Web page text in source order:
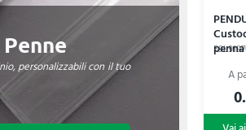
personalizzabili con il tuo